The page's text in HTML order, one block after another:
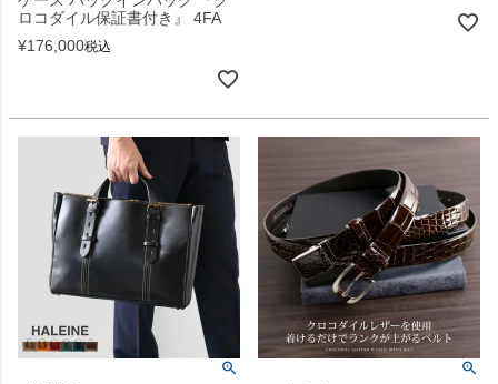
ロコダイル保証書付き』 4FA
¥176,000税込